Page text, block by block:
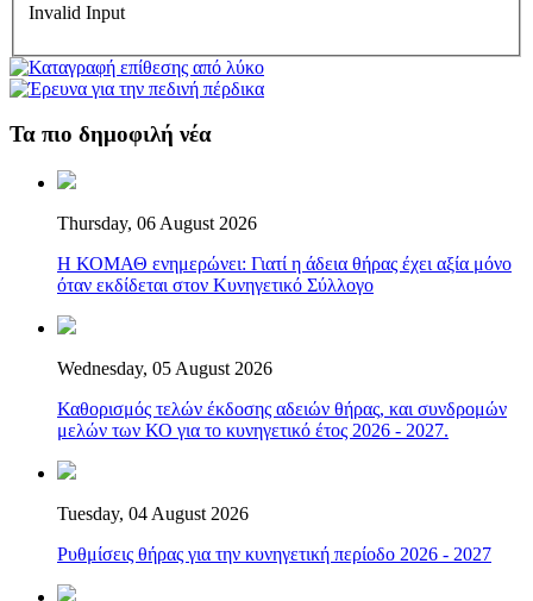
Invalid Input
Τα πιο δημοφιλή νέα
Thursday, 06 August 2026
Η ΚΟΜΑΘ ενημερώνει: Γιατί η άδεια θήρας έχει αξία μόνο
όταν εκδίδεται στον Κυνηγετικό Σύλλογο
Wednesday, 05 August 2026
Καθορισμός τελών έκδοσης αδειών θήρας, και συνδρομών
μελών των ΚΟ για το κυνηγετικό έτος 2026 - 2027.
Tuesday, 04 August 2026
Ρυθμίσεις θήρας για την κυνηγετική περίοδο 2026 - 2027